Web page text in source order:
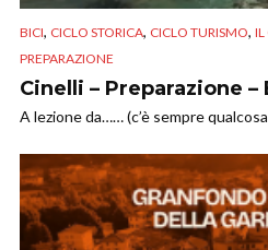
BICI, CICLO STORICA, CICLO TURISMO, IL
PREPARAZIONE
Cinelli – Preparazione
A lezione da…… (c’è sempre